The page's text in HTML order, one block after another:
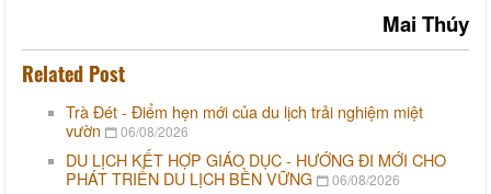
Mai Thúy
Related Post
Trà Đét - Điểm hẹn mới của du lịch trải nghiệm miệt
vườn
06/08/2026
DU LỊCH KẾT HỢP GIÁO DỤC - HƯỚNG ĐI MỚI CHO
PHÁT TRIỂN DU LỊCH BỀN VỮNG
06/08/2026